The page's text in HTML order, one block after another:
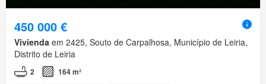
450 000 €
Vivienda em 2425, Souto de Carpalhosa, Município de Leiria,
Distrito de Leiria
2 164 m²